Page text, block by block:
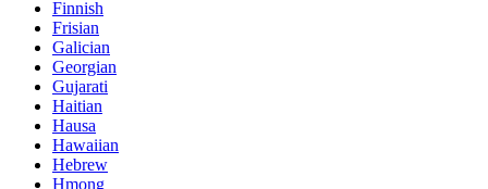
Finnish
Frisian
Galician
Georgian
Gujarati
Haitian
Hausa
Hawaiian
Hebrew
Hmong